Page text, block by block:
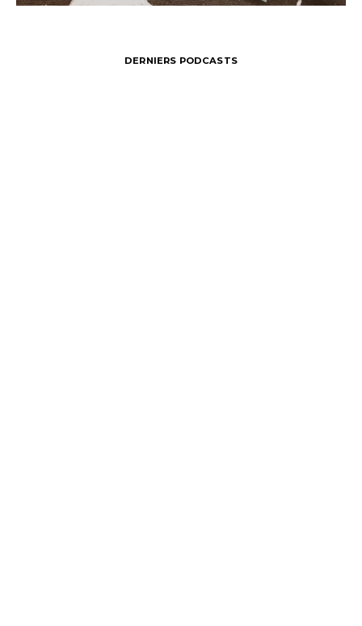
DERNIERS PODCASTS